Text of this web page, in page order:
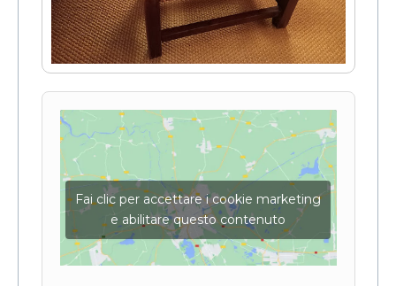
Fai clic per accettare i cookie marketing
e abilitare questo contenuto